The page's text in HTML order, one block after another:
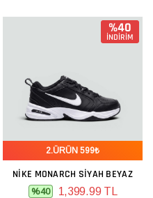
%40
İNDİRİM
2.ÜRÜN 599₺
NIKE MONARCH SIYAH BEYAZ
%40 1,399.99 TL